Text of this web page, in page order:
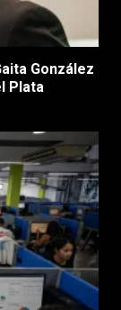
González
Plata